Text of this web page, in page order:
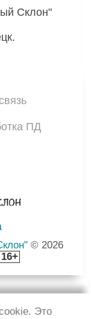
Склон"
ПД
© 2026
16+
Это